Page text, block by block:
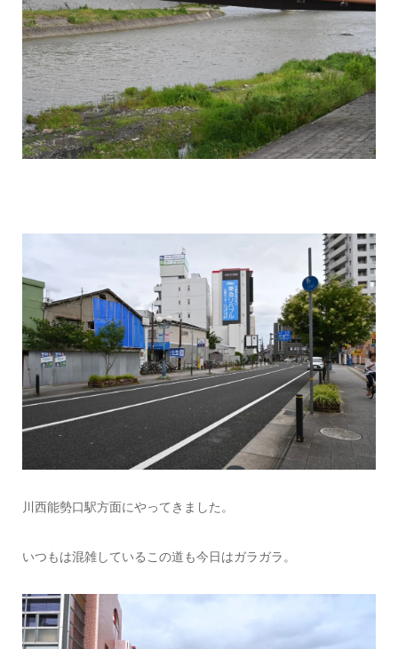
川西能勢口駅方面にやってきました。
いつもは混雑しているこの道も今日はガラガラ。